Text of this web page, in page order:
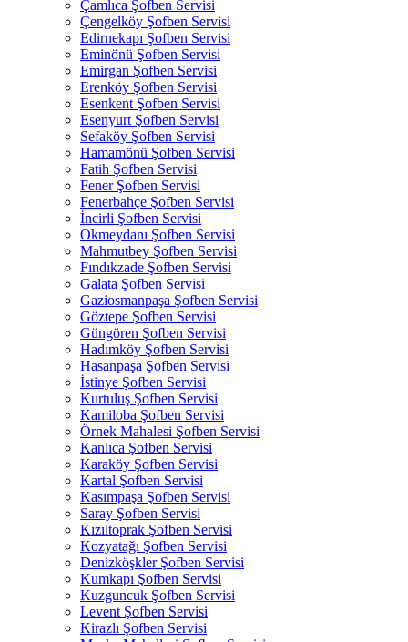
Çamlıca Şofben Servisi
Çengelköy Şofben Servisi
Edirnekapı Şofben Servisi
Eminönü Şofben Servisi
Emirgan Şofben Servisi
Erenköy Şofben Servisi
Esenkent Şofben Servisi
Esenyurt Şofben Servisi
Sefaköy Şofben Servisi
Hamamönü Şofben Servisi
Fatih Şofben Servisi
Fener Şofben Servisi
Fenerbahçe Şofben Servisi
İncirli Şofben Servisi
Okmeydanı Şofben Servisi
Mahmutbey Şofben Servisi
Fındıkzade Şofben Servisi
Galata Şofben Servisi
Gaziosmanpaşa Şofben Servisi
Göztepe Şofben Servisi
Güngören Şofben Servisi
Hadımköy Şofben Servisi
Hasanpaşa Şofben Servisi
İstinye Şofben Servisi
Kurtuluş Şofben Servisi
Kamiloba Şofben Servisi
Örnek Mahalesi Şofben Servisi
Kanlıca Şofben Servisi
Karaköy Şofben Servisi
Kartal Şofben Servisi
Kasımpaşa Şofben Servisi
Saray Şofben Servisi
Kızıltoprak Şofben Servisi
Kozyatağı Şofben Servisi
Denizköşkler Şofben Servisi
Kumkapı Şofben Servisi
Kuzguncuk Şofben Servisi
Levent Şofben Servisi
Kirazlı Şofben Servisi